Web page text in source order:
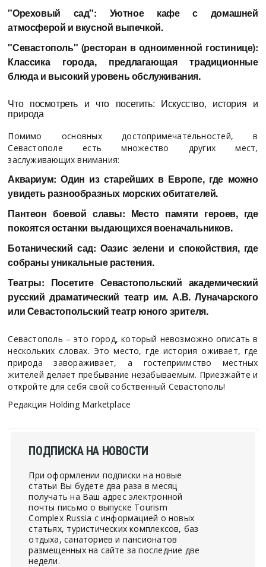
"Ореховый сад": Уютное кафе с домашней
атмосферой и вкусной выпечкой.
"Севастополь" (ресторан в одноименной гостинице):
Классика города, предлагающая традиционные
блюда и высокий уровень обслуживания.
Что посмотреть и что посетить: Искусство, история и
природа
Помимо основных достопримечательностей, в
Севастополе есть множество других мест,
заслуживающих внимания:
Аквариум: Один из старейших в Европе, где можно
увидеть разнообразных морских обитателей.
Пантеон боевой славы: Место памяти героев, где
покоятся останки выдающихся военачальников.
Ботанический сад: Оазис зелени и спокойствия, где
собраны уникальные растения.
Театры: Посетите Севастопольский академический
русский драматический театр им. А.В. Луначарского
или Севастопольский театр юного зрителя.
Севастополь – это город, который невозможно описать в
нескольких словах. Это место, где история оживает, где
природа завораживает, а гостеприимство местных
жителей делает пребывание незабываемым. Приезжайте и
откройте для себя свой собственный Севастополь!
Редакция Holding Marketplace
ПОДПИСКА НА НОВОСТИ
При оформлении подписки на новые
статьи Вы будете два раза в месяц
получать на Ваш адрес электронной
почты письмо о выпуске Tourism
Сomplex Russia с информацией о новых
статьях, туристических комплексов, баз
отдыха, санаториев и пансионатов
размещенных на сайте за последние две
недели.